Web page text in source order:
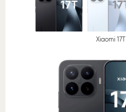
Xiaomi 17T